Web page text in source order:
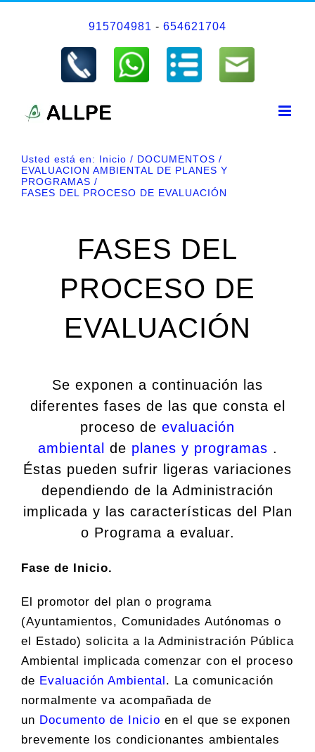
915704981 - 654621704
Usted está en: Inicio
DOCUMENTOS
EVALUACION AMBIENTAL DE PLANES Y
PROGRAMAS
FASES DEL PROCESO DE EVALUACIÓN
FASES DEL
PROCESO DE
EVALUACIÓN
Se exponen a continuación las
diferentes fases de las que consta el
proceso de evaluación
ambiental de planes y programas .
Éstas pueden sufrir ligeras variaciones
dependiendo de la Administración
implicada y las características del Plan
o Programa a evaluar.
Fase de Inicio.
El promotor del plan o programa
(Ayuntamientos, Comunidades Autónomas o
el Estado) solicita a la Administración Pública
Ambiental implicada comenzar con el proceso
de Evaluación Ambiental . La comunicación
normalmente va acompañada de
un Documento de Inicio en el que se exponen
brevemente los condicionantes ambientales